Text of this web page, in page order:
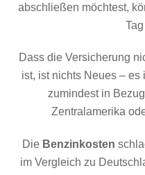
abschließen möchtest,
Dass die Versicherung
ist, ist nichts Neues – es
zumindest in
Zentralamerika
Die Benzinkosten
im Vergleich zu